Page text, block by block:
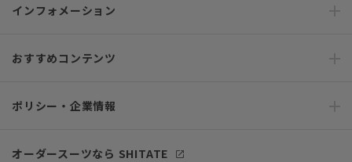
インフォメーション
おすすめコンテンツ
ポリシー・企業情報
オーダースーツなら SHITATE